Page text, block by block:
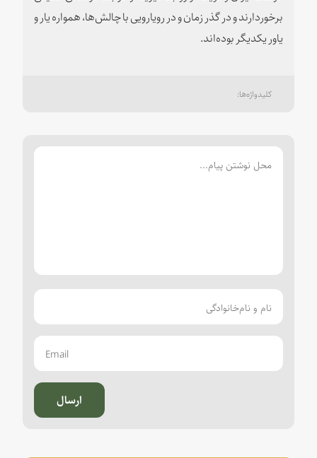
برخوردارند و در گذر زمان و در رویارویی با چالش‌ها، همواره یار و
یاور یکدیگر بوده‌اند.
ارسال